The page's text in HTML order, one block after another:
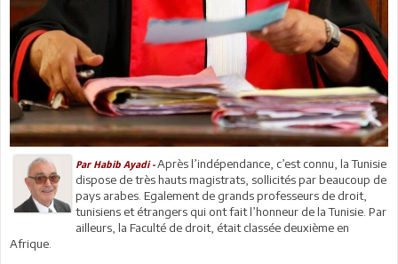
Par Habib Ayadi -Après l’indépendance, c’est connu, la Tunisie
dispose de très hauts magistrats, sollicités par beaucoup de
pays arabes. Egalement de grands professeurs de droit,
tunisiens et étrangers qui ont fait l’honneur de la Tunisie. Par
ailleurs, la Faculté de droit, était classée deuxième en
Afrique.